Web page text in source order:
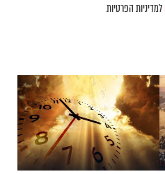
למדיניות הפרטיות